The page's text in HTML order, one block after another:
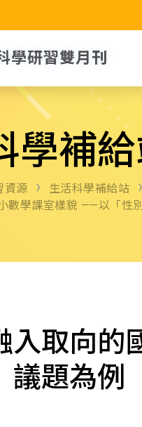
學研習雙月刊
學補
資源 生活科學補給站
數學課室樣貌 ——以「性
入取向的
議題為例